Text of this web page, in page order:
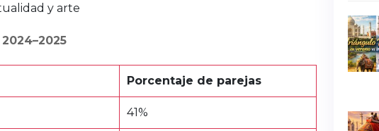
y arte
Porcentaje de parejas
41%